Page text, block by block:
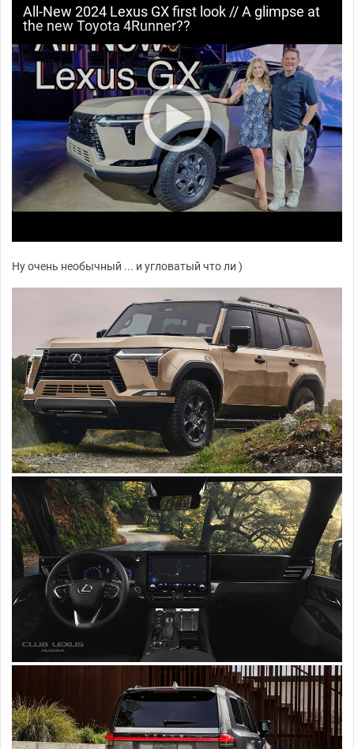
All-New 2024 Lexus GX first look // A glimpse at
the new Toyota 4Runner??
Ну очень необычный ... и угловатый что ли )